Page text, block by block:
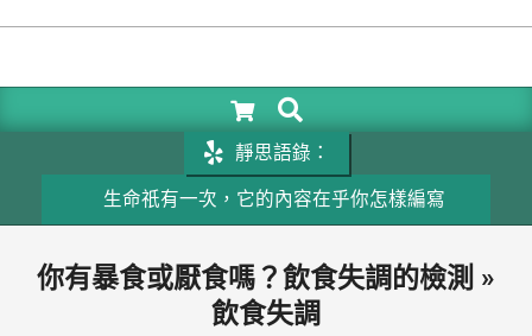
LIFE
SEARCH
靜思語錄：
生命祇有一次，它的內容在乎你怎樣編寫
你有暴食或厭食嗎？飲食失調的檢測 »
飲食失調